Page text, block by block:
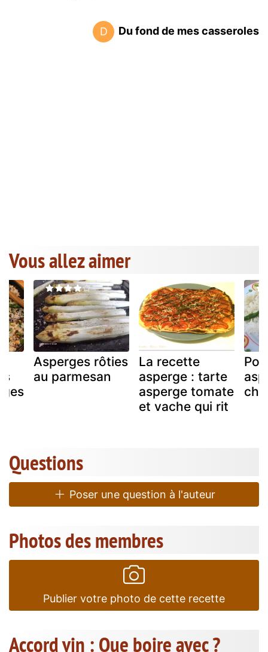
D Du fond de mes casseroles
Vous allez aimer
Asperges rôties
au parmesan
La recette
asperge : tarte
asperge tomate
et vache qui rit
Questions
Poser une question à l'auteur
Photos des membres
Publier votre photo de cette recette
Accord vin : Que boire avec ?